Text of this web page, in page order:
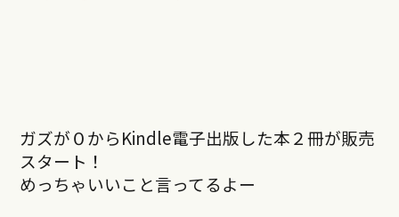
ガズが０からKindle電子出版した本２冊が販売
スタート！
めっちゃいいこと言ってるよー